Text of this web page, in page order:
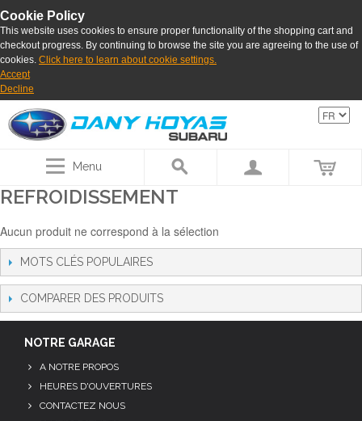
Cookie Policy
This website uses cookies to ensure proper functionality of the shopping cart and
checkout progress. By continuing to browse the site you are agreeing to the use of
cookies. Click here to learn about cookie settings.
Accept
Decline
Menu
REFROIDISSEMENT
Aucun produit ne correspond à la sélection
MOTS CLÉS POPULAIRES
COMPARER DES PRODUITS
NOTRE GARAGE
A NOTRE PROPOS
HEURES D'OUVERTURES
CONTACTEZ NOUS